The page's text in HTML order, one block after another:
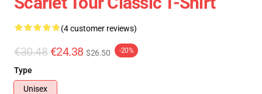
(4 customer reviews)
€30.48 €24.38 $26.50 -20%
Type
Unisex